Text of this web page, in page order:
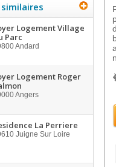
Logement Village
Parc
Andard
Logement Roger
Angers
La Perriere
Juigne Sur Loire